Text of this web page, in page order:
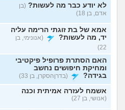
לא יודע כבר מה לעשות? (בן
אדם, בן 18)
אמא של בת זוגתי הרימה עליה
יד, מה לעשות?
(אנונימי, בן
22)
האם הסתרת פרופיל פיקטיבי
ומחיקת חיפושים נחשב
בגידה?
(בדרןהסקרן, בן 33)
אשמח לעזרה אמיתית וכנה
(אנושי, בן 27)